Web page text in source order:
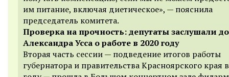
им питание, включая диетическое», — пояснила
председатель комитета.
Проверка на прочность: депутаты заслушали
Александра Усса о работе в 2020 году
Вторая часть сессии — подведение итогов работы
губернатора и правительства Красноярского края